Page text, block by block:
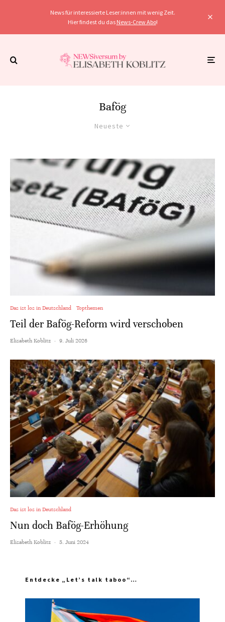
News für interessierte Leser:innen mit wenig Zeit.
Hier findest du das News-Crew Abo!
Bafög
Neueste
Das ist los in Deutschland Topthemen
Teil der Bafög-Reform wird verschoben
Elisabeth Koblitz · 9. Juli 2026
Das ist los in Deutschland
Nun doch Bafög-Erhöhung
Elisabeth Koblitz · 5. Juni 2024
Entdecke „Let’s talk taboo“…